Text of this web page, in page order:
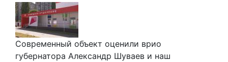
Современный объект оценили врио
губернатора Александр Шуваев и наш